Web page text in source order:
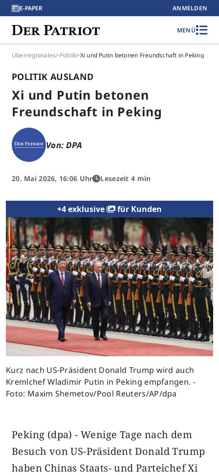
E-PAPER ANMELDEN
MENÜ
Überregionales>Politik>Xi und Putin betonen Freundschaft in Peking
POLITIK AUSLAND
Xi und Putin betonen
Freundschaft in Peking
Von: DPA
20. Mai 2026, 16:06 Uhr Lesezeit 4 min
+4 exklusive für Kunden
Kurz nach US-Präsident Donald Trump wird auch
Kremlchef Wladimir Putin in Peking empfangen. -
Foto: Maxim Shemetov/Pool Reuters/AP/dpa
Previous Next
Peking (dpa) - Wenige Tage nach dem
Besuch von US-Präsident Donald Trump
haben Chinas Staats- und Parteichef Xi